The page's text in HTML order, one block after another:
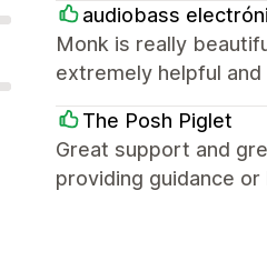
audiobass
Monk is really
extremely helpful
The Posh Piglet
Great support and
providing guidance